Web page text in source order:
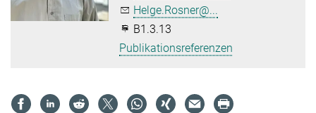
Helge.Rosner@...
B1.3.13
Publikationsreferenzen